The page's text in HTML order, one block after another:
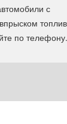
с
по телефону.